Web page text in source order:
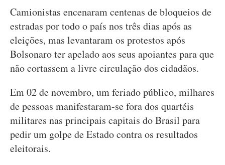
Camionistas encenaram centenas de bloqueios de
estradas por todo o país nos três dias após as
eleições, mas levantaram os protestos após
Bolsonaro ter apelado aos seus apoiantes para que
não cortassem a livre circulação dos cidadãos.
Em 02 de novembro, um feriado público, milhares
de pessoas manifestaram-se fora dos quartéis
militares nas principais capitais do Brasil para
pedir um golpe de Estado contra os resultados
eleitorais.